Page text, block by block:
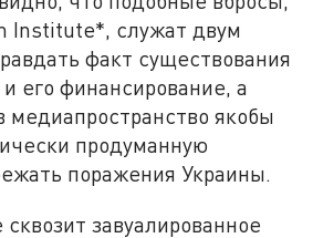
Institute*, служат двум
факт существования
его финансирование, а
медиапространство якобы
продуманную
поражения Украины.
завуалированное